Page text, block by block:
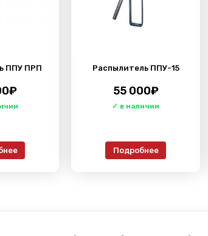
ППУ ПРП
₽
Распылитель ППУ-15
55 000₽
Подробнее